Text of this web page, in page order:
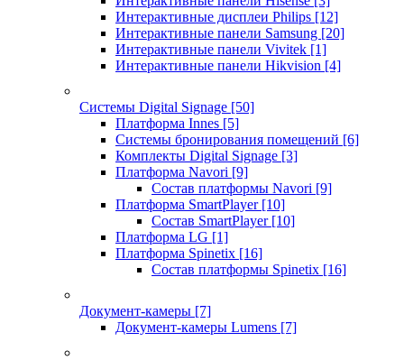
Интерактивные дисплеи Philips [12]
Интерактивные панели Samsung [20]
Интерактивные панели Vivitek [1]
Интерактивные панели Hikvision [4]
Системы Digital Signage [50]
Платформа Innes [5]
Системы бронирования помещений [6]
Комплекты Digital Signage [3]
Платформа Navori [9]
Состав платформы Navori [9]
Платформа SmartPlayer [10]
Состав SmartPlayer [10]
Платформа LG [1]
Платформа Spinetix [16]
Состав платформы Spinetix [16]
Документ-камеры [7]
Документ-камеры Lumens [7]